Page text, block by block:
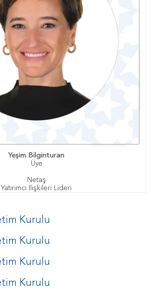
Yeşim Bilginturan
Üye
Netaş
Yatırımcı İlişkileri Lideri
Kurulu
Kurulu
Kurulu
Kurulu